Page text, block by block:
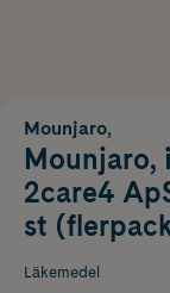
Mounjaro,
Mounjaro,
2care4
st
Läkemedel